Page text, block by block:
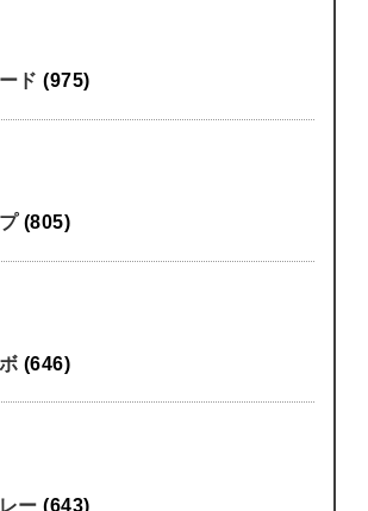
ド(975)
(805)
(646)
ー(643)